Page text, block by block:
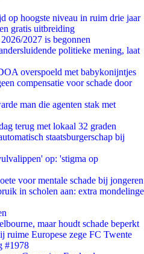
op hoogste niveau in ruim drie jaar
gratis uitbreiding
2027 is begonnen
politieke mening, laat
overspoeld met babykonijntjes
compensatie voor schade door
man die agenten stak met
terug met lokaal 32 graden
staatsburgerschap bij
op: 'stigma op
voor mentale schade bij jongeren
in scholen aan: extra mondelinge
maar houdt schade beperkt
ruime Europese zege FC Twente
#1978